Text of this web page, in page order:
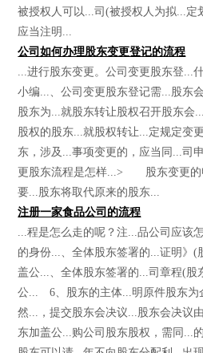
被授权人可以...司(被授权人为拟...定
应当注明...
公司如何办理股东变更登记的流程
...进行股东变更。公司变更股东登...
小编...、公司变更股东登记需...股东
股东为...就股东转让股权召开股东会
股权的股东...就股权转让...定规定变
东，涉及...事项变更的，应当同...司
更股东流程是怎样...> 股东变更的
要...股东将取代原来的股东...
注册一家食品公司的流程
...程是怎么走的呢？注...品公司应该
的身份...、全体股东签署的...证明》(
盖公...、全体股东签署的...司章程(股
公... 6、股东的主体...明原件股东为
然...，提交股东会决议...股东会决议
东加盖公...购公司股东股权，需同...